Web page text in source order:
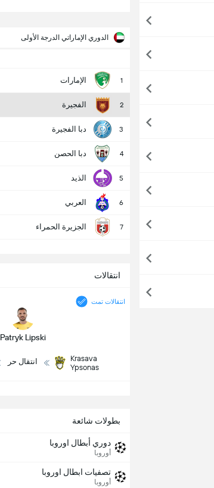
الدوري الإماراتي الدرجة الأولى
1 الإمارات
2 الفجيرة
3 دبا الفجيرة
4 دبا الحصن
5 الذيد
6 العربي
7 الجزيرة الحمراء
انتقالات
انتقالات تمت
Patryk Lipski
Krasava
Ypsonas
انتقال حر
بطولات شائعة
دوري أبطال اوروبا
أوروبا
تصفيات ابطال اوروبا
أوروبا